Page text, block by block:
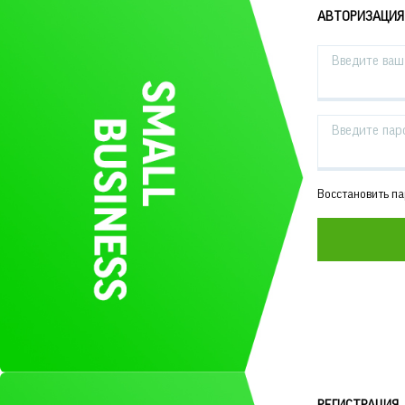
АВТОРИЗАЦИЯ
Введите
Введите
Восстановить